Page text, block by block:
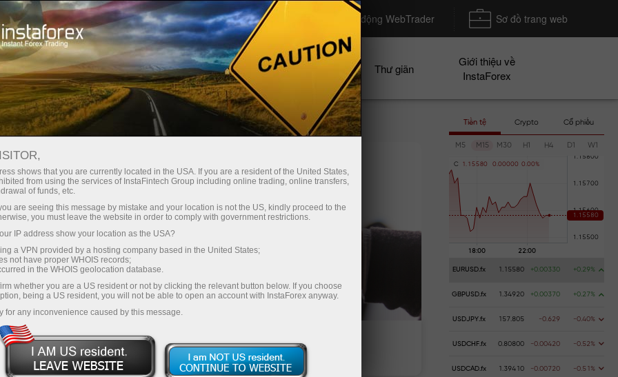
ngay lập tức Tải nền tảng giao dịch Metatrader Khởi động WebTrader Sơ đồ trang web
người mới bắt
đầu
Dành cho nhà đầu
tư
Dành cho đối tác Các chiến dịch Thư giãn
Giới thiệu về
InstaForex
thi và
chào
nhất hữu
Nạp tiền gửi Rút tiền
Tiền tệ Crypto Cổ phiếu
M5 M15 M30 H1 H4 D1 W1
C 1 . 1 5580 0 .00000 0 .00%
EURUSD.fx 1.15580 +0.00330 +0.29%
GBPUSD.fx 1.34920 +0.00370 +0.27%
USDJPY.fx 157.805 -0.629 -0.40%
USDCHF.fx 0.80800 -0.00420 -0.52%
USDCAD.fx 1.39410 -0.00720 -0.51%
shows that you are currently located in the USA. If you are a resident of the United States,
from using the services of InstaFintech Group including online trading, online transfers,
of funds, etc.
are seeing this message by mistake and your location is not the US, kindly proceed to the
you must leave the website in order to comply with government restrictions.
IP address show your location as the USA?
a VPN provided by a hosting company based in the United States;
not have proper WHOIS records;
in the WHOIS geolocation database.
whether you are a US resident or not by clicking the relevant button below. If you choose
being a US resident, you will not be able to open an account with InstaForex anyway.
for any inconvenience caused by this message.